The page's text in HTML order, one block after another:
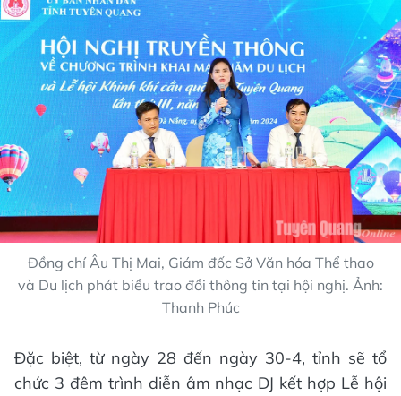
Đồng chí Âu Thị Mai, Giám đốc Sở Văn hóa Thể thao
và Du lịch phát biểu trao đổi thông tin tại hội nghị. Ảnh:
Thanh Phúc
Đặc biệt, từ ngày 28 đến ngày 30-4, tỉnh sẽ tổ
chức 3 đêm trình diễn âm nhạc DJ kết hợp Lễ hội